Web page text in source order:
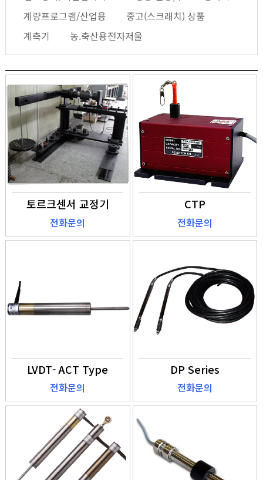
계량프로그램/산업용
중고(스크래치) 상품
계측기
농.축산용전자저울
토르크센서 교정기
전화문의
CTP
전화문의
LVDT- ACT Type
전화문의
DP Series
전화문의